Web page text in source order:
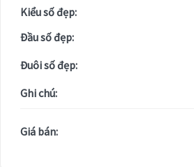
Kiểu số đẹp:
Đầu số đẹp:
Đuôi số đẹp:
Ghi chú:
Giá bán: